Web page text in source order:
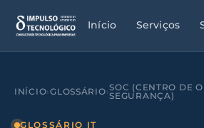
Início Serviços
INÍCIO›GLOSSÁRIO›SOC (CENTRO DE
SEGURANÇA)
GLOSSÁRIO IT